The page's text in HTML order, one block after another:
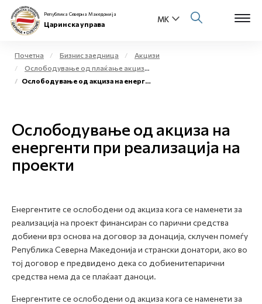
За нас
Бизнис заедница
Е-Царина
Контакт
Е-Весник
Република Северна Македонија
Царинска управа
Почетна Бизнис заедница
Акцизи
Ослободување од плаќање акциза и повластено користење на акцизни добра
Ослободување од акциза на енергенти при реализација на проекти
Ослободување од акциза на
енергенти при реализација на
проекти
Енергентите се ослободени од акциза кога се наменети за
реализација на проект финансиран со парични средства
добиени врз основа на договор за донација, склучен помеѓу
Република Северна Македонија и странски донатори, ако во
тој договор е предвидено дека со добиенитепарични
средства нема да се плаќаат даноци.
Енергентите се ослободени од акциза кога се наменети за